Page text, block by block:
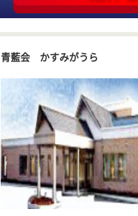
青藍会 かすみがうら